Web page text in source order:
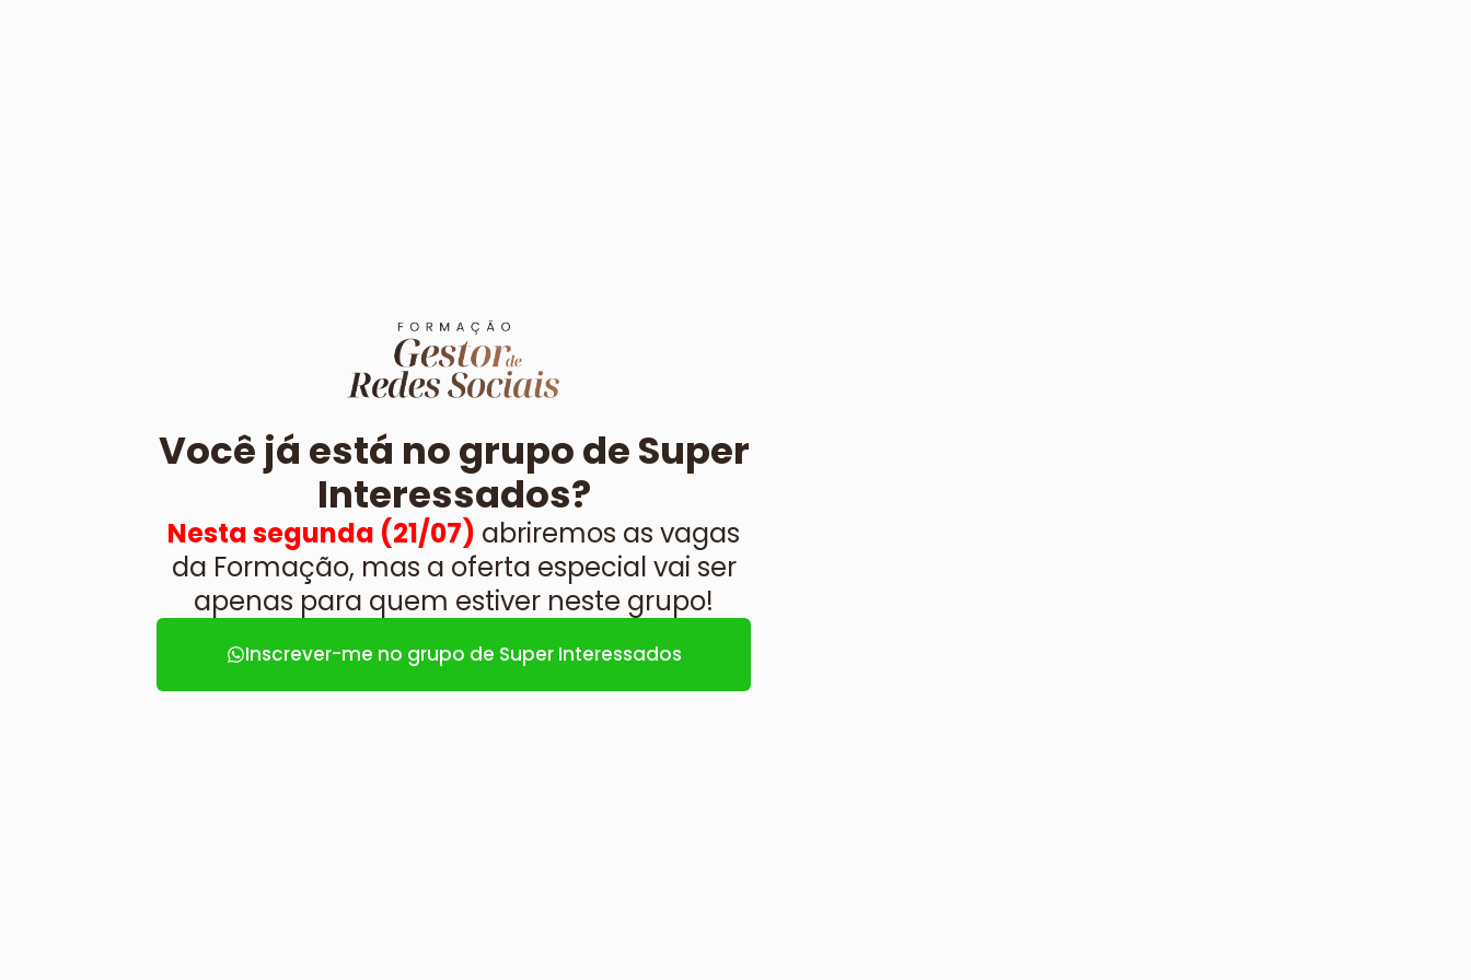
Você já está no grupo de Super
Interessados?
Nesta segunda (21/07) abriremos as vagas
da Formação, mas a oferta especial vai ser
apenas para quem estiver neste grupo!⁣
Inscrever-me no grupo de Super Interessados